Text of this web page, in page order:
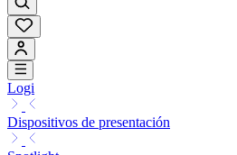
Logi
Dispositivos de presentación